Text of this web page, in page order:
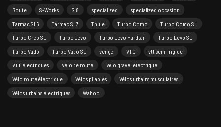
Route
S-Works Sl8 specialized
specialized occasion
Tarmac SL6
Tarmac SL7 Thule Turbo Como
Turbo Como SL
Turbo Creo SL
Turbo Levo Turbo Levo Hardtail
Turbo Levo SL
Turbo Vado
Turbo Vado SL venge VTC
vtt semi-rigide
VTT électriques
Vélo de route
Vélo gravel électrique
Vélo route électrique
Vélos pliables
Vélos urbains musculaires
Vélos urbains électriques
Wahoo